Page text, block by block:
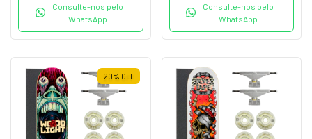
Consulte-nos pelo
WhatsApp
Consulte-nos pelo
WhatsApp
20% OFF